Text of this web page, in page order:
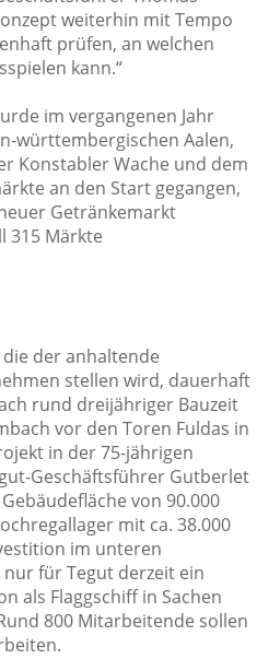
weiterhin mit Tempo
prüfen, an welchen
kann.“
im vergangenen Jahr
württembergischen Aalen,
Konstabler Wache und dem
an den Start gegangen,
Getränkemarkt
315 Märkte
der anhaltende
stellen wird, dauerhaft
rund dreijähriger Bauzeit
vor den Toren Fuldas in
in der 75-jährigen
Geschäftsführer Gutberlet
von 90.000
mit ca. 38.000
im unteren
für Tegut derzeit ein
als Flaggschiff in Sachen
800 Mitarbeitende sollen